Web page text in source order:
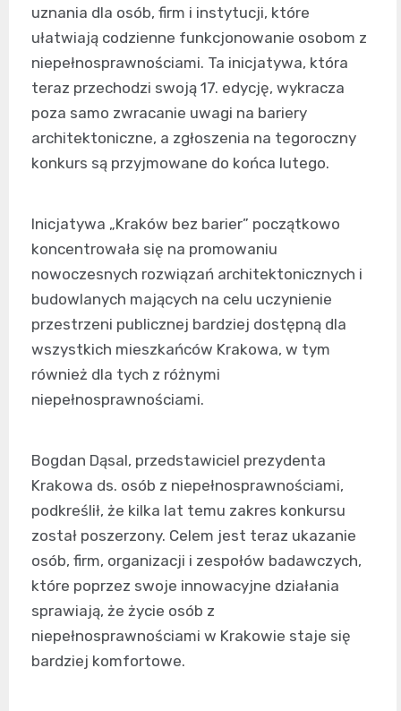
uznania dla osób, firm i instytucji, które
ułatwiają codzienne funkcjonowanie osobom z
niepełnosprawnościami. Ta inicjatywa, która
teraz przechodzi swoją 17. edycję, wykracza
poza samo zwracanie uwagi na bariery
architektoniczne, a zgłoszenia na tegoroczny
konkurs są przyjmowane do końca lutego.
Inicjatywa „Kraków bez barier” początkowo
koncentrowała się na promowaniu
nowoczesnych rozwiązań architektonicznych i
budowlanych mających na celu uczynienie
przestrzeni publicznej bardziej dostępną dla
wszystkich mieszkańców Krakowa, w tym
również dla tych z różnymi
niepełnosprawnościami.
Bogdan Dąsal, przedstawiciel prezydenta
Krakowa ds. osób z niepełnosprawnościami,
podkreślił, że kilka lat temu zakres konkursu
został poszerzony. Celem jest teraz ukazanie
osób, firm, organizacji i zespołów badawczych,
które poprzez swoje innowacyjne działania
sprawiają, że życie osób z
niepełnosprawnościami w Krakowie staje się
bardziej komfortowe.